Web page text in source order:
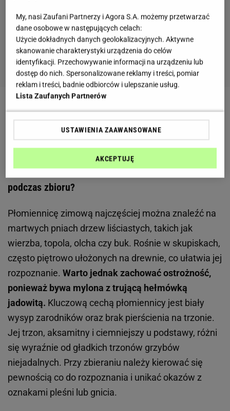
Zobacz wideoMądra Babcia pokazała, jak zrobić
obłędny gulasz z grzybami. Zaniemówisz z
zachwytu
Gdzie szukać płomiennicy zimowej? Na co uważać
podczas zbioru?
Płomiennicę zimową najczęściej można znaleźć na
martwych pniach drzew liściastych, takich jak
wierzba, topola, olcha czy buk. Rośnie w skupiskach,
często piętrowo ułożonych na drewnie, co ułatwia jej
rozpoznanie. Warto jednak zachować ostrożność,
ponieważ bywa mylona z trującą hełmówką
jadowitą. Kluczową cechą płomiennicy jest biały
wysyp zarodników oraz brak pierścienia na trzonie.
Jej trzon, aksamitny i ciemniejszy u podstawy, różni
się wyraźnie od gładkich trzonów grzybów
niejadalnych. Przy zbieraniu należy kierować się
pewnością co do rozpoznania i unikać okazów z
oznakami pleśni lub gnicia.
My, nasi Zaufani Partnerzy i Agora S.A. możemy przetwarzać
dane osobowe w następujących celach:
Użycie dokładnych danych geolokalizacyjnych. Aktywne
skanowanie charakterystyki urządzenia do celów
identyfikacji. Przechowywanie informacji na urządzeniu lub
dostęp do nich. Spersonalizowane reklamy i treści, pomiar
reklam i treści, badnie odbiorców i ulepszanie usług.
Lista Zaufanych Partnerów
USTAWIENIA ZAAWANSOWANE
AKCEPTUJĘ